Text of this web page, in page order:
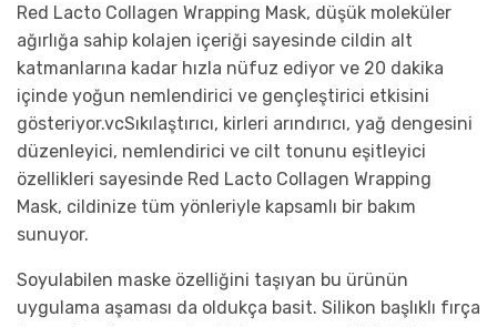
Red Lacto Collagen Wrapping Mask, düşük moleküler
ağırlığa sahip kolajen içeriği sayesinde cildin alt
katmanlarına kadar hızla nüfuz ediyor ve 20 dakika
içinde yoğun nemlendirici ve gençleştirici etkisini
gösteriyor.vcSıkılaştırıcı, kirleri arındırıcı, yağ dengesini
düzenleyici, nemlendirici ve cilt tonunu eşitleyici
özellikleri sayesinde Red Lacto Collagen Wrapping
Mask, cildinize tüm yönleriyle kapsamlı bir bakım
sunuyor.
Soyulabilen maske özelliğini taşıyan bu ürünün
uygulama aşaması da oldukça basit. Silikon başlıklı fırça